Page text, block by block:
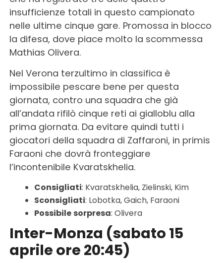
insufficienze totali in questo campionato
nelle ultime cinque gare. Promossa in blocco
la difesa, dove piace molto la scommessa
Mathias Olivera.
Nel Verona terzultimo in classifica è
impossibile pescare bene per questa
giornata, contro una squadra che già
all’andata rifilò cinque reti ai gialloblu alla
prima giornata. Da evitare quindi tutti i
giocatori della squadra di Zaffaroni, in primis
Faraoni che dovrà fronteggiare
l’incontenibile Kvaratskhelia.
Consigliati: Kvaratskhelia, Zielinski, Kim
Sconsigliati: Lobotka, Gaich, Faraoni
Possibile sorpresa: Olivera
Inter-Monza (sabato 15
aprile ore 20:45)